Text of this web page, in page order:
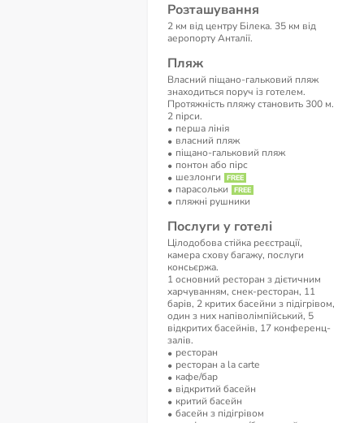
Розташування
2 км від центру Білека. 35 км від
аеропорту Анталії.
Пляж
Власний піщано-гальковий пляж
знаходиться поруч із готелем.
Протяжність пляжу становить 300 м.
2 пірси.
перша лінія
власний пляж
піщано-гальковий пляж
понтон або пірс
шезлонги
парасольки
пляжні рушники
Послуги у готелі
Цілодобова стійка реєстрації,
камера схову багажу, послуги
консьєржа.
1 основний ресторан з дієтичним
харчуванням, снек-ресторан, 11
барів, 2 критих басейни з підігрівом,
один з них напіволімпійський, 5
відкритих басейнів, 17 конференц-
залів.
ресторан
ресторан a la carte
кафе/бар
відкритий басейн
критий басейн
басейн з підігрівом